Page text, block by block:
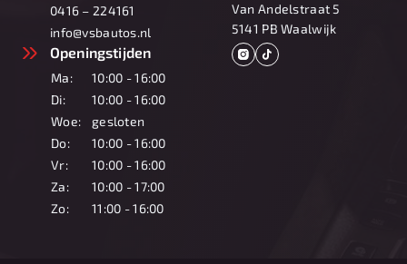
0416 – 224161
info@vsbautos.nl
Van Andelstraat 5
5141 PB Waalwijk
Openingstijden
Ma:
10:00 - 16:00
Di:
10:00 - 16:00
Woe:
gesloten
Do:
10:00 - 16:00
Vr:
10:00 - 16:00
Za:
10:00 - 17:00
Zo:
11:00 - 16:00